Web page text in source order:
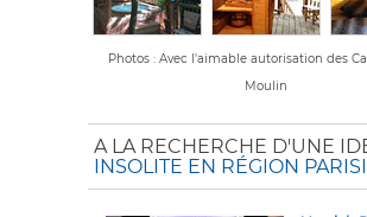
Photos : Avec l'aimable autorisation des
Moulin
A LA RECHERCHE D'UNE
INSOLITE EN RÉGION